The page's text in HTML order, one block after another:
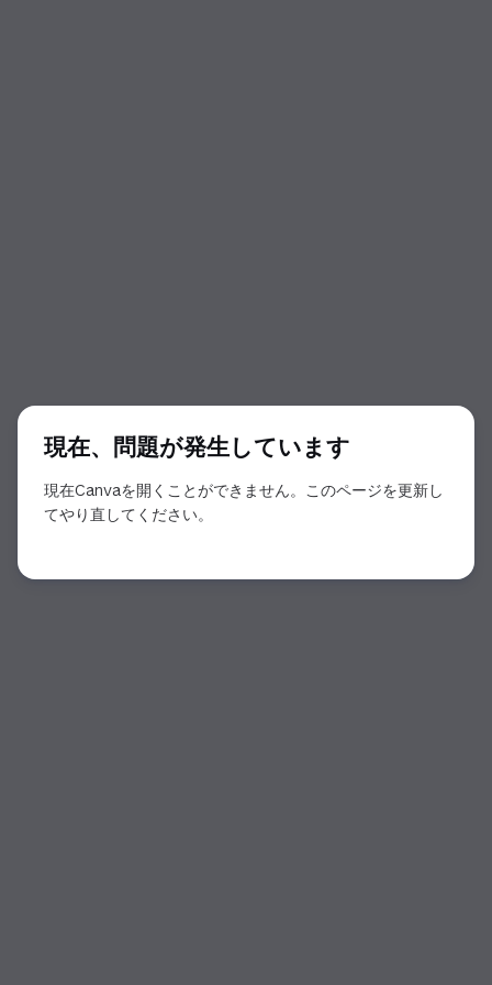
現在、問題が発生しています
現在Canvaを開くことができません。このページを更新し
てやり直してください。